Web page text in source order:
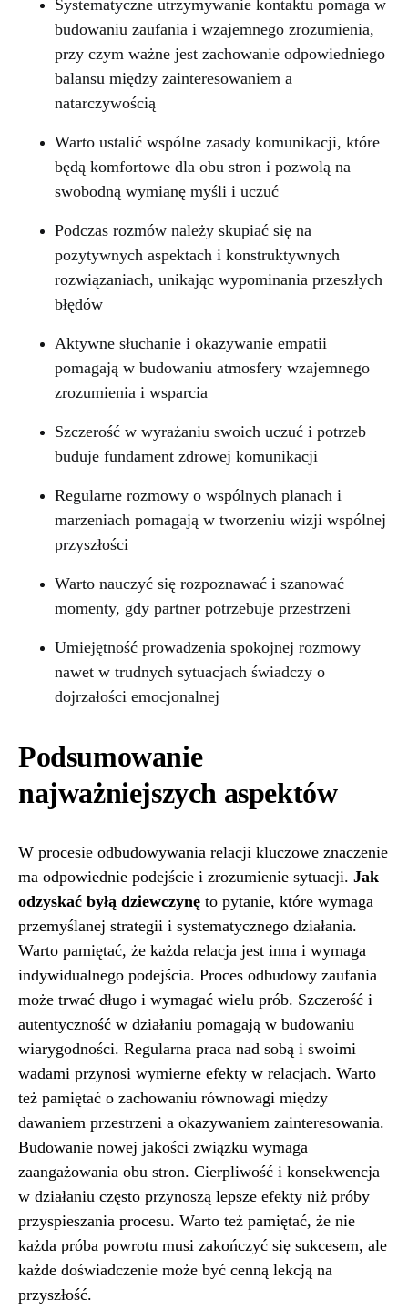
Systematyczne utrzymywanie kontaktu pomaga w
budowaniu zaufania i wzajemnego zrozumienia,
przy czym ważne jest zachowanie odpowiedniego
balansu między zainteresowaniem a
natarczywością
Warto ustalić wspólne zasady komunikacji, które
będą komfortowe dla obu stron i pozwolą na
swobodną wymianę myśli i uczuć
Podczas rozmów należy skupiać się na
pozytywnych aspektach i konstruktywnych
rozwiązaniach, unikając wypominania przeszłych
błędów
Aktywne słuchanie i okazywanie empatii
pomagają w budowaniu atmosfery wzajemnego
zrozumienia i wsparcia
Szczerość w wyrażaniu swoich uczuć i potrzeb
buduje fundament zdrowej komunikacji
Regularne rozmowy o wspólnych planach i
marzeniach pomagają w tworzeniu wizji wspólnej
przyszłości
Warto nauczyć się rozpoznawać i szanować
momenty, gdy partner potrzebuje przestrzeni
Umiejętność prowadzenia spokojnej rozmowy
nawet w trudnych sytuacjach świadczy o
dojrzałości emocjonalnej
Podsumowanie
najważniejszych aspektów
W procesie odbudowywania relacji kluczowe znaczenie
ma odpowiednie podejście i zrozumienie sytuacji. Jak
odzyskać byłą dziewczynę to pytanie, które wymaga
przemyślanej strategii i systematycznego działania.
Warto pamiętać, że każda relacja jest inna i wymaga
indywidualnego podejścia. Proces odbudowy zaufania
może trwać długo i wymagać wielu prób. Szczerość i
autentyczność w działaniu pomagają w budowaniu
wiarygodności. Regularna praca nad sobą i swoimi
wadami przynosi wymierne efekty w relacjach. Warto
też pamiętać o zachowaniu równowagi między
dawaniem przestrzeni a okazywaniem zainteresowania.
Budowanie nowej jakości związku wymaga
zaangażowania obu stron. Cierpliwość i konsekwencja
w działaniu często przynoszą lepsze efekty niż próby
przyspieszania procesu. Warto też pamiętać, że nie
każda próba powrotu musi zakończyć się sukcesem, ale
każde doświadczenie może być cenną lekcją na
przyszłość.